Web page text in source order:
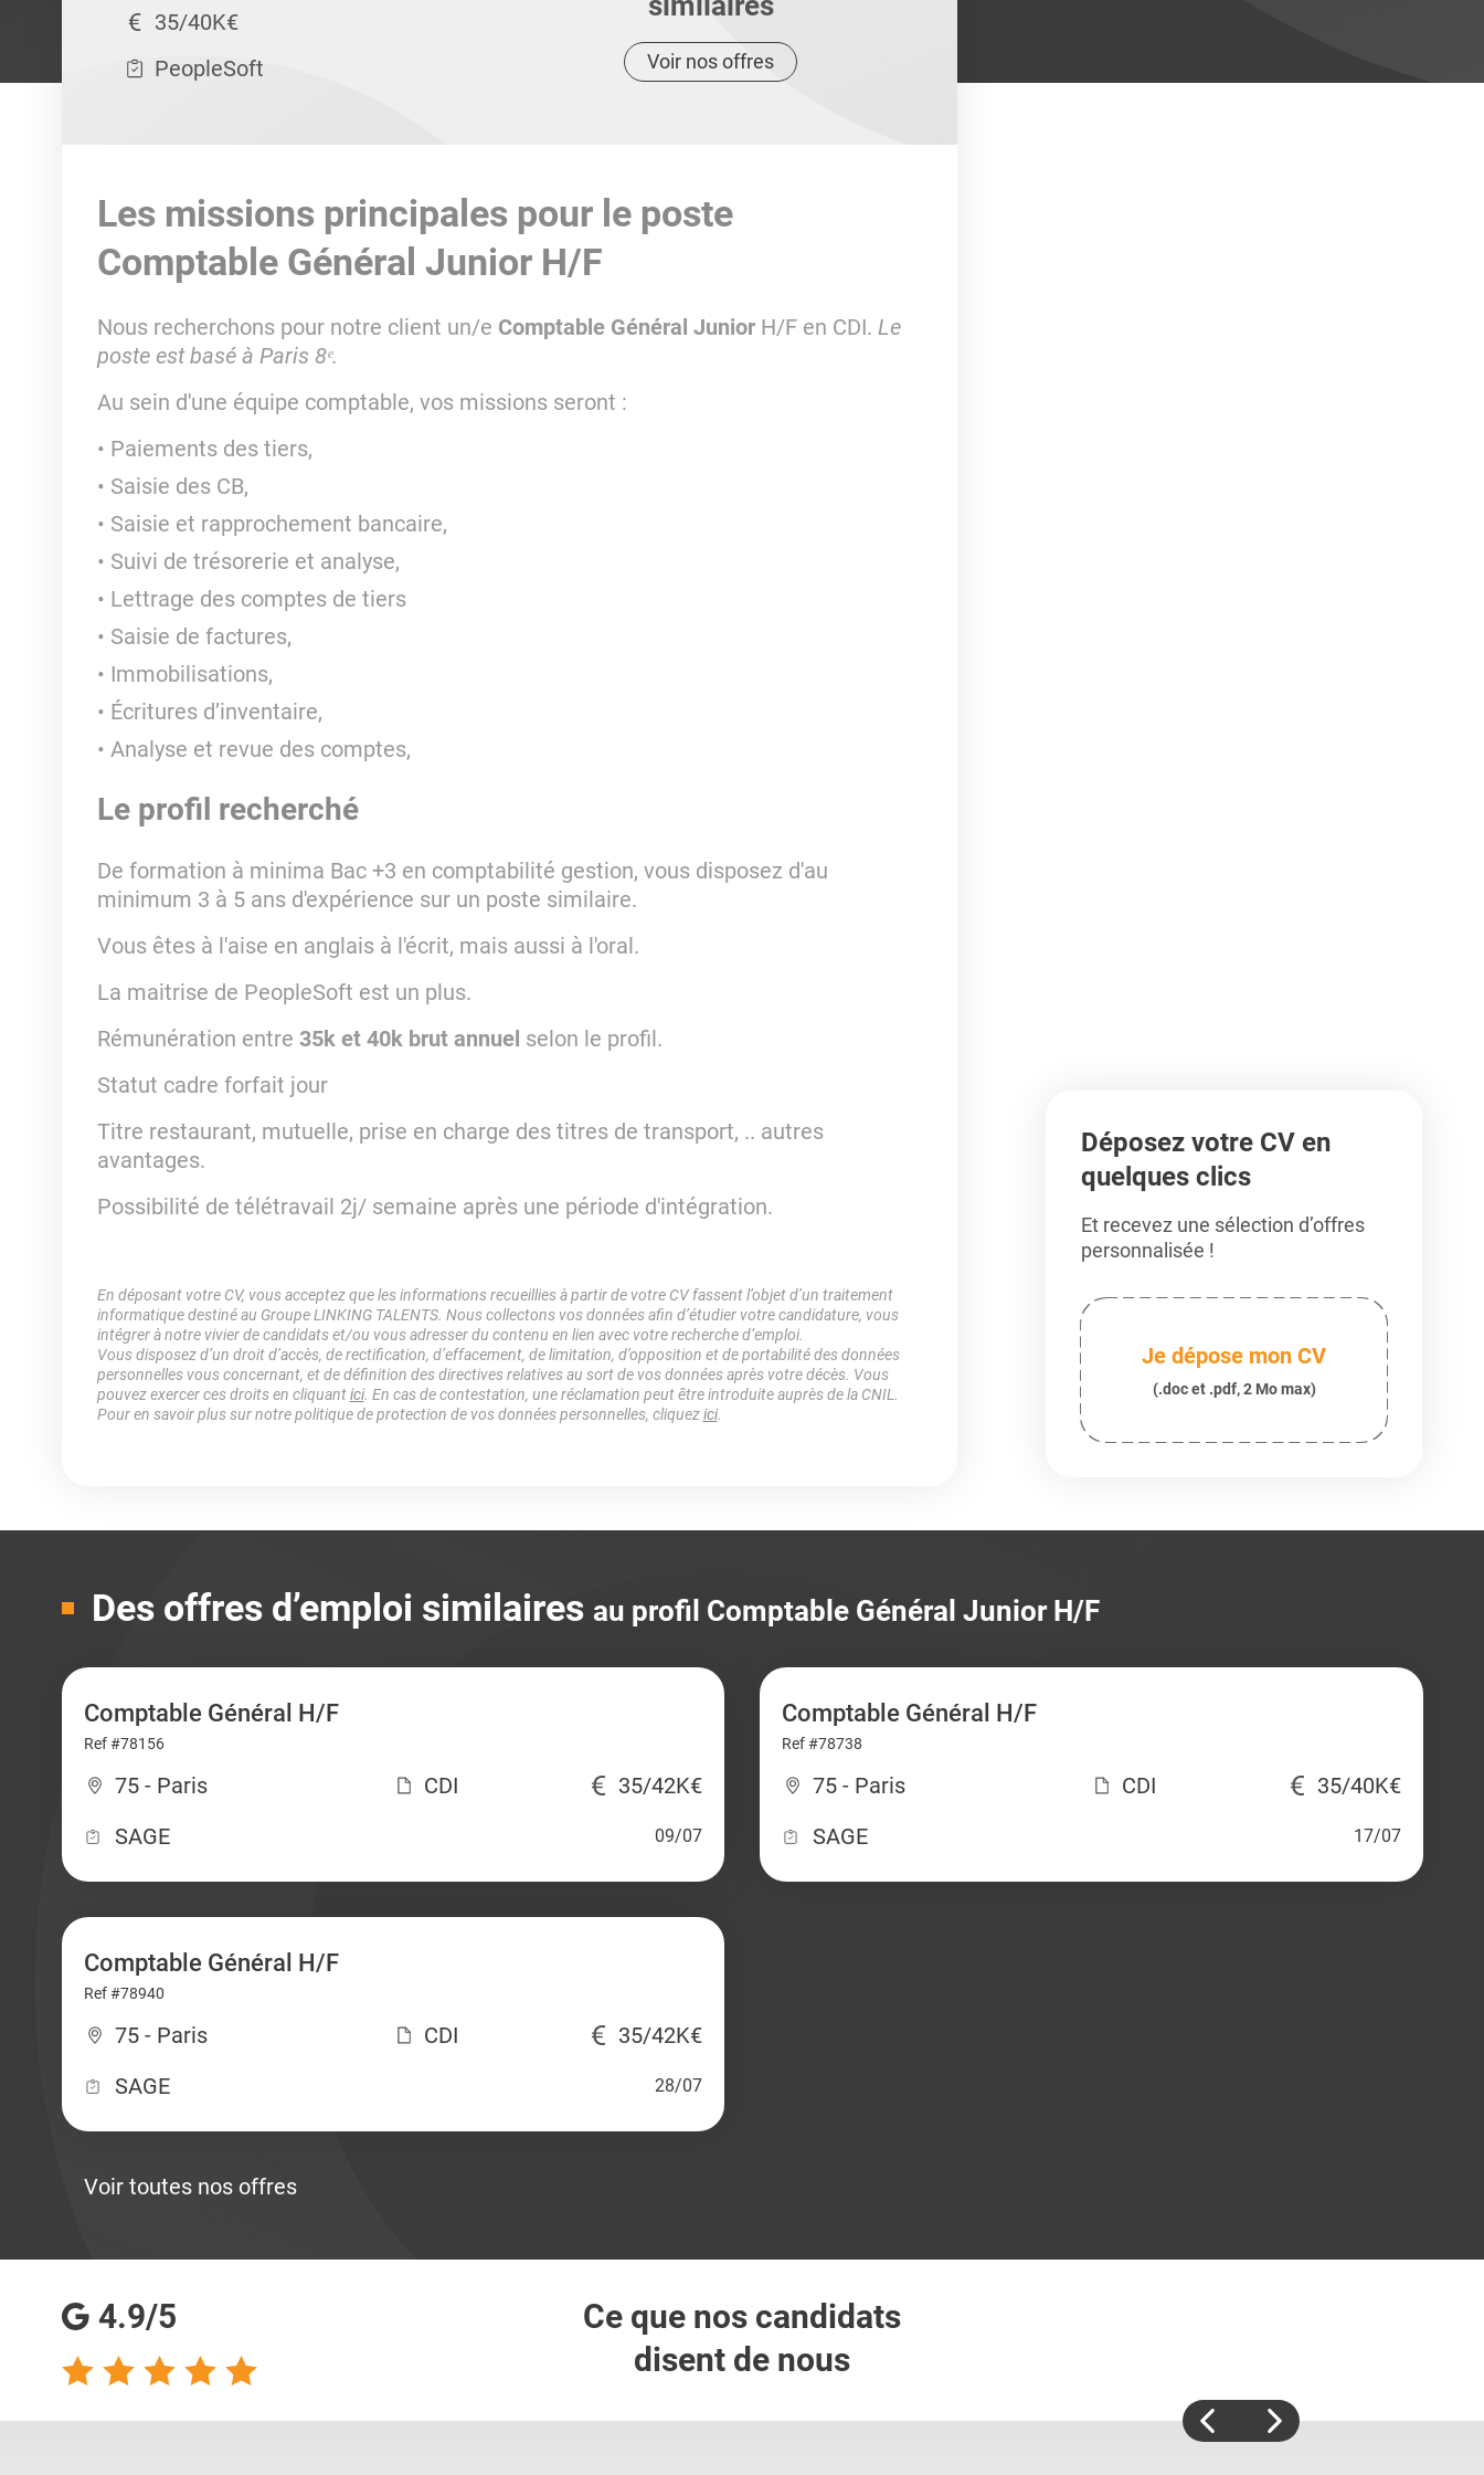
35/40K€
PeopleSoft
Voir nos offres
Les missions principales pour le poste
Comptable Général Junior H/F
Nous recherchons pour notre client un/e Comptable Général Junior H/F en CDI. Le
poste est basé à Paris 8ᵉ.
Au sein d'une équipe comptable, vos missions seront :
Paiements des tiers,
Saisie des CB,
Saisie et rapprochement bancaire,
Suivi de trésorerie et analyse,
Lettrage des comptes de tiers
Saisie de factures,
Immobilisations,
Écritures d’inventaire,
Analyse et revue des comptes,
Le profil recherché
De formation à minima Bac +3 en comptabilité gestion, vous disposez d'au
minimum 3 à 5 ans d'expérience sur un poste similaire.
Vous êtes à l'aise en anglais à l'écrit, mais aussi à l'oral.
La maitrise de PeopleSoft est un plus.
Rémunération entre 35k et 40k brut annuel selon le profil.
Statut cadre forfait jour
Titre restaurant, mutuelle, prise en charge des titres de transport, .. autres
avantages.
Possibilité de télétravail 2j/ semaine après une période d'intégration.
En déposant votre CV, vous acceptez que les informations recueillies à partir de votre CV fassent l’objet d’un traitement
informatique destiné au Groupe LINKING TALENTS. Nous collectons vos données afin d’étudier votre candidature, vous
intégrer à notre vivier de candidats et/ou vous adresser du contenu en lien avec votre recherche d’emploi.
Vous disposez d’un droit d’accès, de rectification, d’effacement, de limitation, d’opposition et de portabilité des données
personnelles vous concernant, et de définition des directives relatives au sort de vos données après votre décès. Vous
pouvez exercer ces droits en cliquantici. En cas de contestation, une réclamation peut être introduite auprès de la CNIL.
Pour en savoir plus sur notre politique de protection de vos données personnelles, cliquezici.
Déposez votre CV en
quelques clics
Et recevez une sélection d’offres
personnalisée !
Je dépose mon CV
(.doc et .pdf, 2 Mo max)
Des offres d’emploi similaires au profil Comptable Général Junior H/F
Comptable Général H/F
Ref #78156
75 - Paris CDI
35/42K€
SAGE
09/07
Comptable Général H/F
Ref #78738
75 - Paris CDI
35/40K€
SAGE
17/07
Comptable Général H/F
Ref #78940
75 - Paris CDI
35/42K€
SAGE
28/07
Voir toutes nos offres
4.9/5
Ce que nos candidats
disent de nous